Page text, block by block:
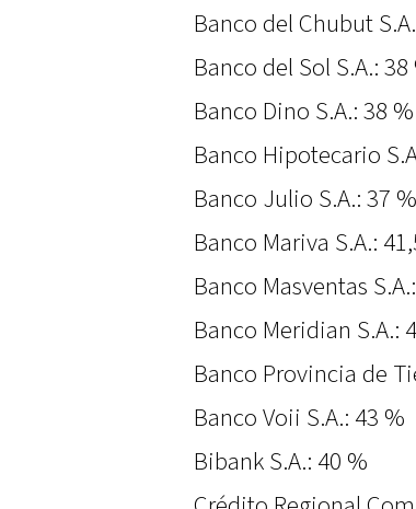
Banco del Chubut
Banco del Sol S.A.: 38
Banco Dino S.A.: 38 %
Banco Hipotecario
Banco Julio S.A.: 37 %
Banco Mariva S.A.:
Banco Masventas
Banco Meridian S.A.:
Banco Provincia de
Banco Voii S.A.: 43 %
Bibank S.A.: 40 %